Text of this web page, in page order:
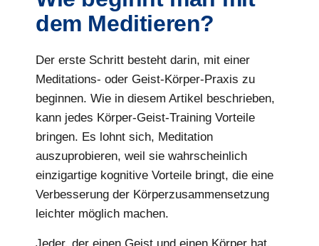
dem Meditieren?
Der erste Schritt besteht darin, mit einer
Meditations- oder Geist-Körper-Praxis zu
beginnen. Wie in diesem Artikel beschrieben,
kann jedes Körper-Geist-Training Vorteile
bringen. Es lohnt sich, Meditation
auszuprobieren, weil sie wahrscheinlich
einzigartige kognitive Vorteile bringt, die eine
Verbesserung der Körperzusammensetzung
leichter möglich machen.
Jeder, der einen Geist und einen Körper hat,